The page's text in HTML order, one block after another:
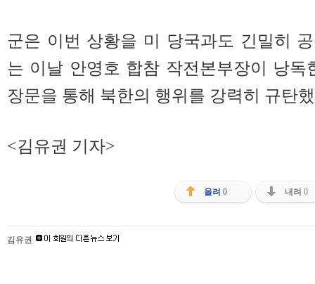
군은 이번 상황을 미 당국과도 긴밀히
는 이날 안영호 합참 작전본부장이 낭
장문을 통해 북한의 행위를 강력히 규탄
<김유권 기자>
올려 0 내려 0
김유권